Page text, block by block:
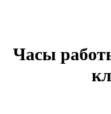
Часы